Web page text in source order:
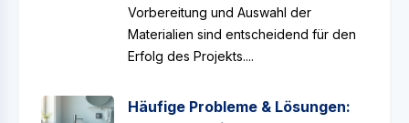
Vorbereitung und Auswahl der
Materialien sind entscheidend für den
Erfolg des Projekts....
Häufige Probleme & Lösungen: